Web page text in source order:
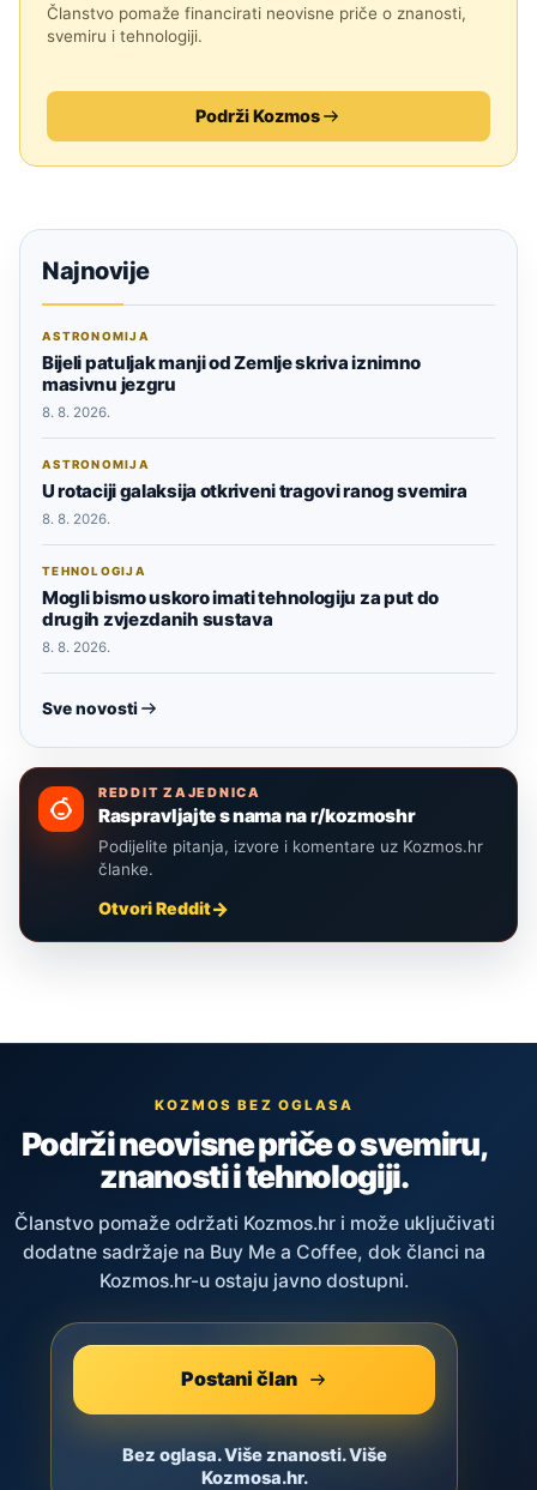
Članstvo pomaže financirati neovisne priče o znanosti,
svemiru i tehnologiji.
Podrži Kozmos
Najnovije
ASTRONOMIJA
Bijeli patuljak manji od Zemlje skriva iznimno
masivnu jezgru
8. 8. 2026.
ASTRONOMIJA
U rotaciji galaksija otkriveni tragovi ranog svemira
8. 8. 2026.
TEHNOLOGIJA
Mogli bismo uskoro imati tehnologiju za put do
drugih zvjezdanih sustava
8. 8. 2026.
Sve novosti
REDDIT ZAJEDNICA
Raspravljajte s nama na r/kozmoshr
Podijelite pitanja, izvore i komentare uz Kozmos.hr
članke.
Otvori Reddit
KOZMOS BEZ OGLASA
Podrži neovisne priče o svemiru,
znanosti i tehnologiji.
Članstvo pomaže održati Kozmos.hr i može uključivati
dodatne sadržaje na Buy Me a Coffee, dok članci na
Kozmos.hr-u ostaju javno dostupni.
Postani član
Bez oglasa. Više znanosti. Više
Kozmosa.hr.